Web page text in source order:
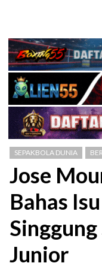
SEPAKBOLA DUNIA
Jose
Bahas
Junior